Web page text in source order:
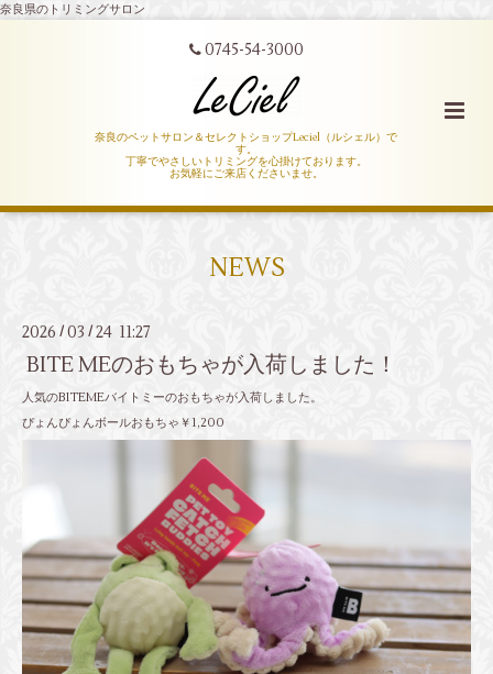
奈良県のトリミングサロン
0745-54-3000
奈良のペットサロン＆セレクトショップLeciel（ルシェル）で
す。
丁寧でやさしいトリミングを心掛けております。
お気軽にご来店くださいませ。
NEWS
2026 / 03 /24 11:27
BITE MEのおもちゃが入荷しました！
人気のBITEMEバイトミーのおもちゃが入荷しました。
ぴょんぴょんボールおもちゃ￥1,200